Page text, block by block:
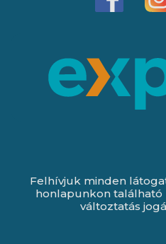
Felhívjuk minden
honlapunkon
változtatás